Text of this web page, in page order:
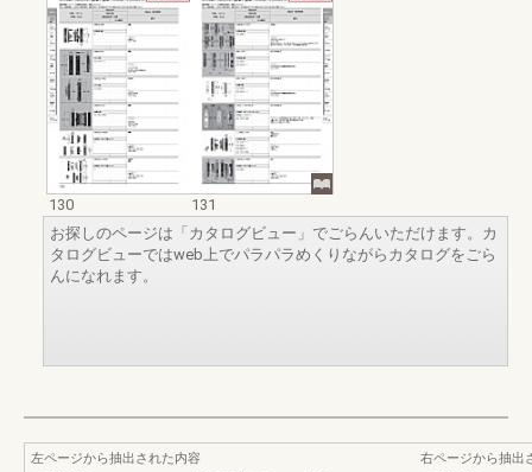
130
131
お探しのページは「カタログビュー」でごらんいただけます。カ
タログビューではweb上でパラパラめくりながらカタログをごら
んになれます。
左ページから抽出された内容
右ページから抽出